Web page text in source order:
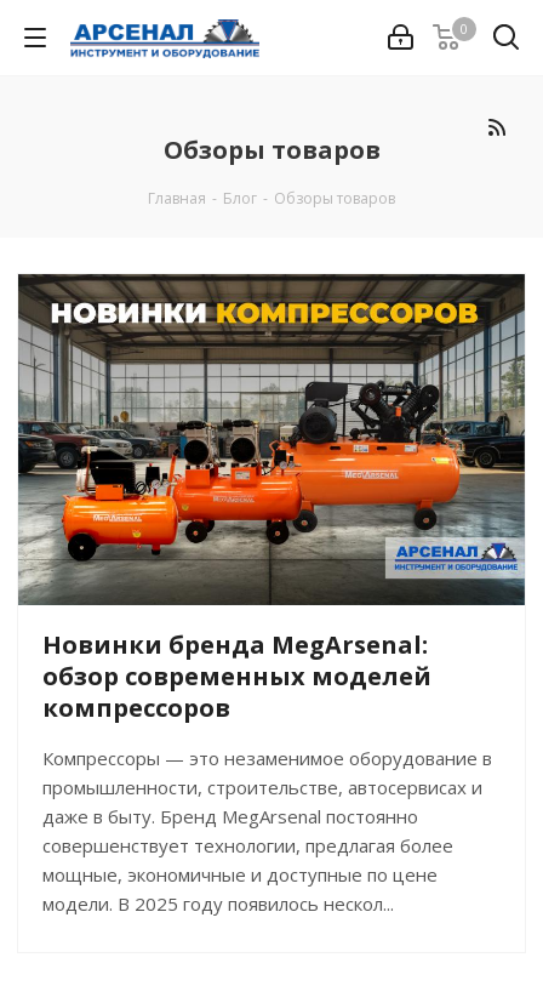
0
Обзоры товаров
Главная - Блог - Обзоры товаров
Новинки бренда MegArsenal:
обзор современных моделей
компрессоров
Компрессоры — это незаменимое оборудование в
промышленности, строительстве, автосервисах и
даже в быту. Бренд MegArsenal постоянно
совершенствует технологии, предлагая более
мощные, экономичные и доступные по цене
модели. В 2025 году появилось нескол...